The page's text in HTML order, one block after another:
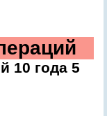
10 года 5